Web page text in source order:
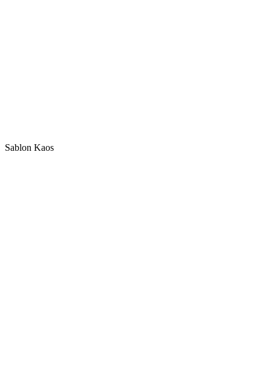
Sablon Kaos